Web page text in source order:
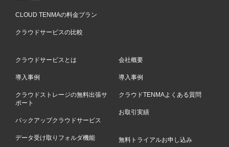
CLOUD TENMAの料金プラン
クラウドサービスの比較
クラウドサービスとは
導入事例
クラウドストレージの無料出張サ
ポート
バックアップクラウドサービス
データ受け取りフォルダ機能
会社概要
導入事例
クラウドTENMAよくある質問
お取引実績
無料トライアルお申し込み